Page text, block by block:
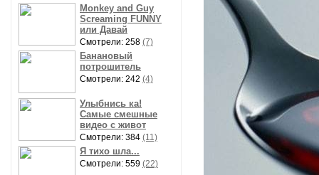
Monkey and Guy
Screaming FUNNY
или Давай
Смотрели: 258 (7)
Банановый
потрошитель
Смотрели: 242 (4)
Улыбнись ка!
Самые смешные
видео с живот
Смотрели: 384 (11)
Я тихо шла...
Смотрели: 559 (22)